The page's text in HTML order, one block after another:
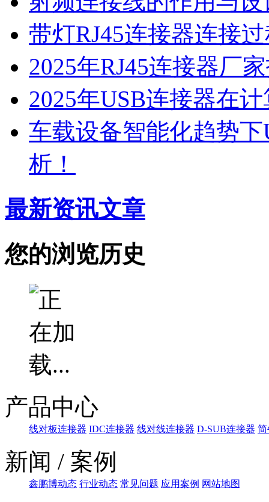
带灯RJ45连接器连接
2025年RJ45连接器厂
2025年USB连接器在
车载设备智能化趋势
析！
最新资讯文章
您的浏览历史
产品中心
线对板连接器 IDC连接器 线对线连接器 D-SUB连接器 简
新闻 / 案例
鑫鹏博动态 行业动态 常见问题 应用案例 网站地图